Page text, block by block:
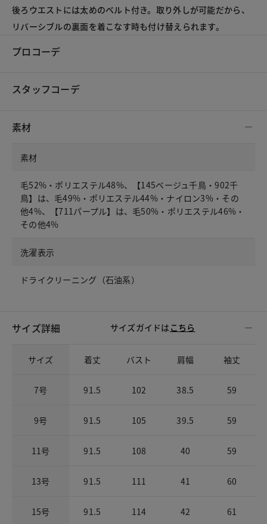
後ろウエストには太めのベルト付き。取り外しが可能だから、
リバーシブルの裏面を着こなす時も付け替えられます。
プロコーデ
スタッフコーデ
素材
素材
毛52%・ポリエステル48%、【145ベージュ千鳥・902千
鳥】は、毛49%・ポリエステル44%・ナイロン3%・その
他4%、【711パープル】は、毛50%・ポリエステル46%・
その他4%
洗濯表示
ドライクリーニング（石油系）
サイズ詳細 サイズガイドは こちら
サイズ 着丈 バスト 肩幅 袖丈
7号 91.5 102 38.5 59
9号 91.5 105 39.5 59
11号 91.5 108 40 59
13号 91.5 111 41 60
15号 91.5 114 42 61